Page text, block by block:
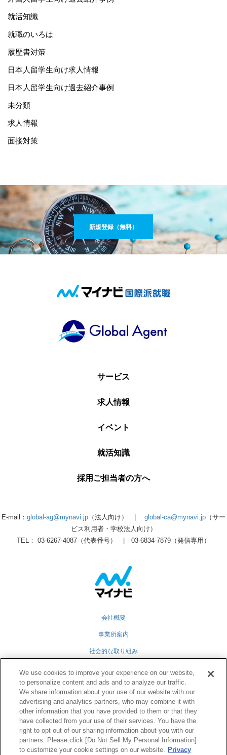
就活知識
就職のいろは
履歴書対策
日本人留学生向け求人情報
日本人留学生向け過去紹介事例
未分類
求人情報
面接対策
新規登録（無料）
サービス
求人情報
イベント
就活知識
採用ご担当者の方へ
E-mail： global-ag@mynavi.jp （法人向け） | global-ca@mynavi.jp （サー
ビス利用者・学校法人向け）
TEL： 03-6267-4087（代表番号） | 03-6834-7879（発信専用）
会社概要
事業所案内
社会的な取り組み
グループ会社
個人情報保護方針
業務運営規定
TwitterFacebook
RSS
We use cookies to improve your experience on our website,
to personalize content and ads and to analyze our traffic.
We share information about your use of our website with our
advertising and analytics partners, who may combine it with
other information that you have provided to them or that they
have collected from your use of their services. You have the
right to opt out of our sharing information about you with our
partners. Please click [Do Not Sell My Personal Information]
to customize your cookie settings on our website. Privacy